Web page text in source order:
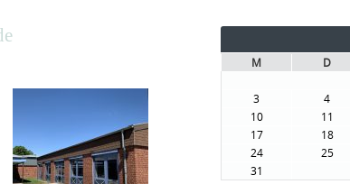
M D
3
4
10
11
17
18
24
25
31